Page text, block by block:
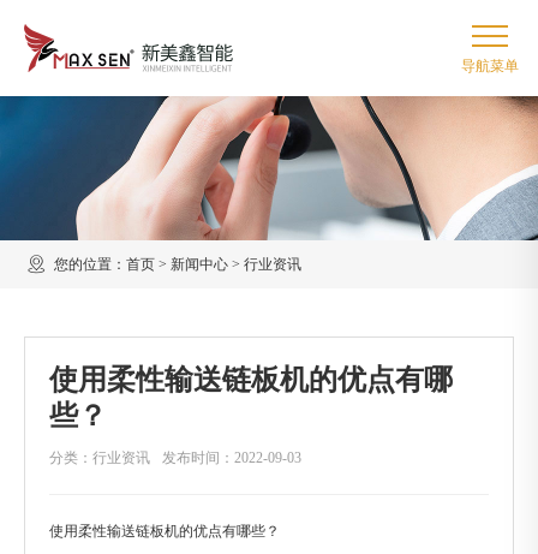
您的位置： 首页 > 新闻中心 > 行业资讯
使用柔性输送链板机的优点有哪
些？
分类：行业资讯 发布时间：2022-09-03
使用柔性输送链板机的优点有哪些？